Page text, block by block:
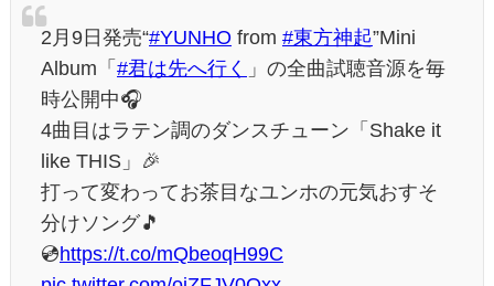
2月9日発売“#YUNHO from #東方神起”Mini
Album「 #君は先へ行く
」の全曲試聴音源を毎
時公開中🎧
4曲目はラテン調のダンスチューン「Shake it
like THIS」🎉
打って変わってお茶目なユンホの元気おすそ
分けソング🎵
💿https://t.co/mQbeoqH99C